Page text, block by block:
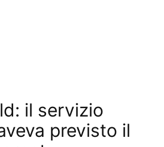
il servizio
previsto il